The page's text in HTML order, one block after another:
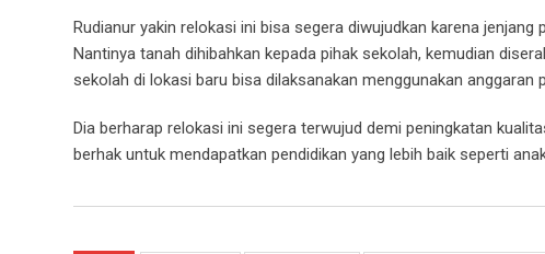
Rudianur yakin relokasi ini bisa segera diwujudkan karena
Nantinya tanah dihibahkan kepada pihak sekolah, kemudian
sekolah di lokasi baru bisa dilaksanakan menggunakan anggaran
Dia berharap relokasi ini segera terwujud demi peningkatan
berhak untuk mendapatkan pendidikan yang lebih baik seperti